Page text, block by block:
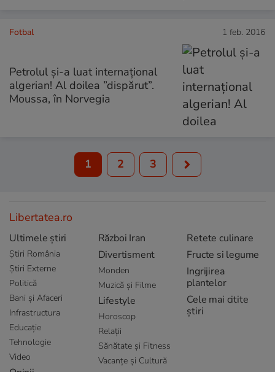
Fotbal 1 feb. 2016
Petrolul și-a luat internațional
algerian! Al doilea ”dispărut”.
Moussa, în Norvegia
1 2 3
Libertatea.ro
Ultimele știri
Știri România
Știri Externe
Politică
Bani și Afaceri
Infrastructura
Educație
Tehnologie
Video
Război Iran
Divertisment
Monden
Muzică și Filme
Lifestyle
Horoscop
Relații
Sănătate și Fitness
Vacanțe și Cultură
Retete culinare
Fructe si legume
Ingrijirea
plantelor
Cele mai citite
știri